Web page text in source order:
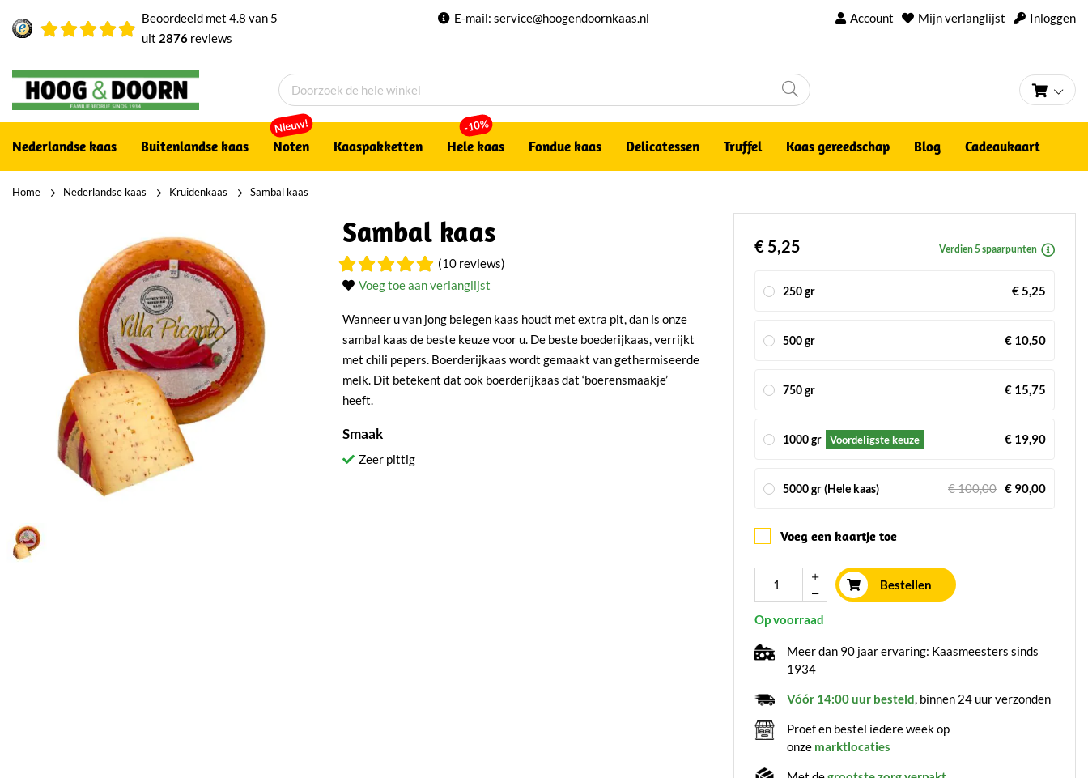
Beoordeeld met 4.8 van 5
uit 2876reviews
E-mail:service@hoogendoornkaas.nl Account Mijn verlanglijst Inloggen
Nederlandse kaas Buitenlandse kaas Noten
Nieuw!
Kaaspakketten Hele kaas
-10%
Fondue kaas Delicatessen Truffel Kaas gereedschap Blog Cadeaukaart
Home Nederlandse kaas Kruidenkaas Sambal kaas
Sambal kaas
(10 reviews)
Voeg toe aan verlanglijst
Wanneer u van jong belegen kaas houdt met extra pit, dan is onze
sambal kaas de beste keuze voor u. De beste boederijkaas, verrijkt
met chili pepers. Boerderijkaas wordt gemaakt van gethermiseerde
melk. Dit betekent dat ook boerderijkaas dat ‘boerensmaakje’
heeft.
Smaak
Zeer pittig
€ 5,25 Verdien 5 spaarpunten
250 gr € 5,25
500 gr € 10,50
750 gr € 15,75
1000 gr Voordeligste keuze € 19,90
5000 gr (Hele kaas) € 100,00 € 90,00
Voeg een kaartje toe
Bestellen
Op voorraad
Meer dan 90 jaar ervaring: Kaasmeesters sinds
1934
Vóór 14:00 uur besteld, binnen 24 uur verzonden
Proef en bestel iedere week op
onze marktlocaties